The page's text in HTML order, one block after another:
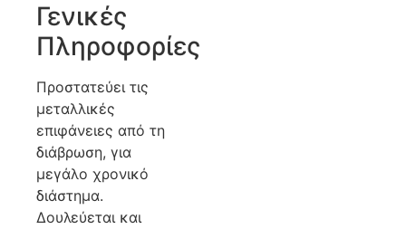
Γενικές
Πληροφορίες
Προστατεύει τις
μεταλλικές
επιφάνειες από τη
διάβρωση, για
μεγάλο χρονικό
διάστημα.
Δουλεύεται και